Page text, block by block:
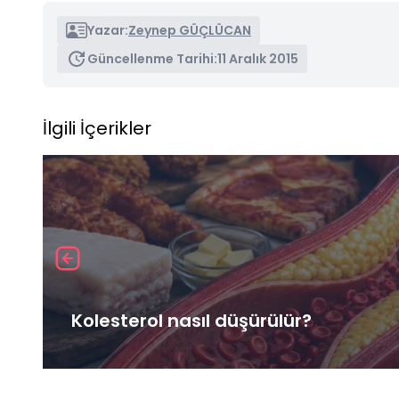
Yazar:Zeynep GÜÇLÜCAN
Güncellenme Tarihi:11 Aralık 2015
İlgili İçerikler
Kolesterol nasıl düşürülür?